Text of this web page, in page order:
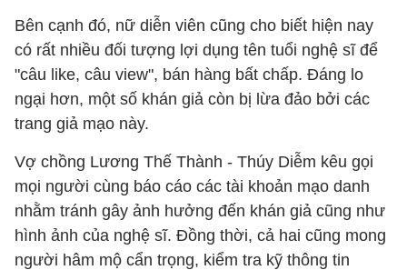
Bên cạnh đó, nữ diễn viên cũng cho biết hiện nay
có rất nhiều đối tượng lợi dụng tên tuổi nghệ sĩ để
"câu like, câu view", bán hàng bất chấp. Đáng lo
ngại hơn, một số khán giả còn bị lừa đảo bởi các
trang giả mạo này.
Vợ chồng Lương Thế Thành - Thúy Diễm kêu gọi
mọi người cùng báo cáo các tài khoản mạo danh
nhằm tránh gây ảnh hưởng đến khán giả cũng như
hình ảnh của nghệ sĩ. Đồng thời, cả hai cũng mong
người hâm mộ cẩn trọng, kiểm tra kỹ thông tin